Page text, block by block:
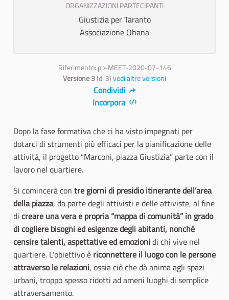
ORGANIZZAZIONI PARTECIPANTI
Giustizia per Taranto
Associazione Ohana
Riferimento: pp-MEET-2020-07-146
Versione 3(di 3)vedi altre versioni
Condividi
Incorpora
Dopo la fase formativa che ci ha visto impegnati per
dotarci di strumenti più efficaci per la pianificazione delle
attività, il progetto “Marconi, piazza Giustizia” parte con il
lavoro nel quartiere.
Si comincerà con tre giorni di presidio itinerante dell’area
della piazza, da parte degli attivisti e delle attiviste, al fine
di creare una vera e propria “mappa di comunità” in grado
di cogliere bisogni ed esigenze degli abitanti, nonché
censire talenti, aspettative ed emozioni di chi vive nel
quartiere. L’obiettivo è riconnettere il luogo con le persone
attraverso le relazioni, ossia ciò che dà anima agli spazi
urbani, troppo spesso ridotti ad ameni luoghi di semplice
attraversamento.